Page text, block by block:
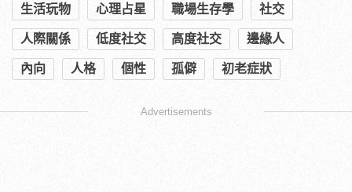
生活玩物 心理占星 職場生存學 社交
人際關係 低度社交 高度社交 邊緣人
內向 人格 個性 孤僻 初老症狀
Advertisements